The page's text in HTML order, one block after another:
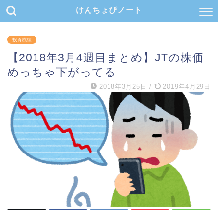
けんちょぴノート
投資成績
【2018年3月4週目まとめ】JTの株価
めっちゃ下がってる
2018年3月25日 / 2019年4月29日